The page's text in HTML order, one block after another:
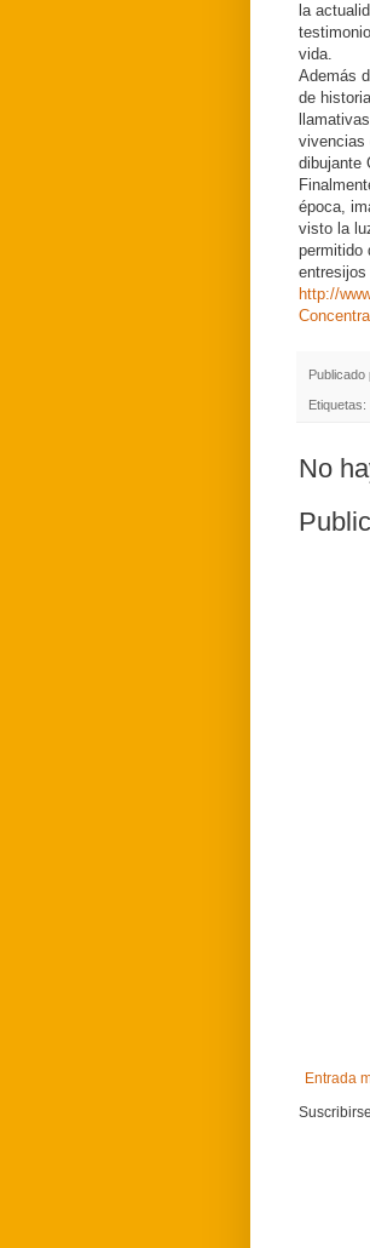
la
vida.
Además
de
vivencias
dibujante
época,
visto la
permitido
http://
Publicado
Etiquetas:
No
Entrada